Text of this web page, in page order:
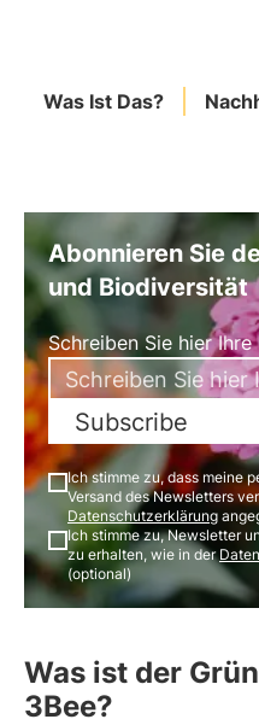
Was Ist Das?
Abonnieren Sie
und Biodiversität
Schreiben Sie hier
Subscribe
Ich stimme zu, dass meine
Versand des Newsletters
Datenschutzerklärung
Ich stimme zu, Newsletter
zu erhalten, wie in der
(optional)
Was ist der
3Bee?